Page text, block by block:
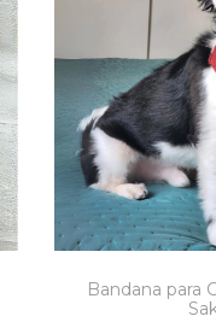
Bandana para